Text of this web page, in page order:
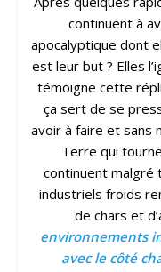
continuent à
apocalyptique dont
est leur but ? Elles
témoigne cette
ça sert de se
avoir à faire et sans
Terre qui
continuent malgré
industriels froids
de chars et
environnements
avec le côté